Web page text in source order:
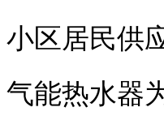
小区居民供
气能热水器